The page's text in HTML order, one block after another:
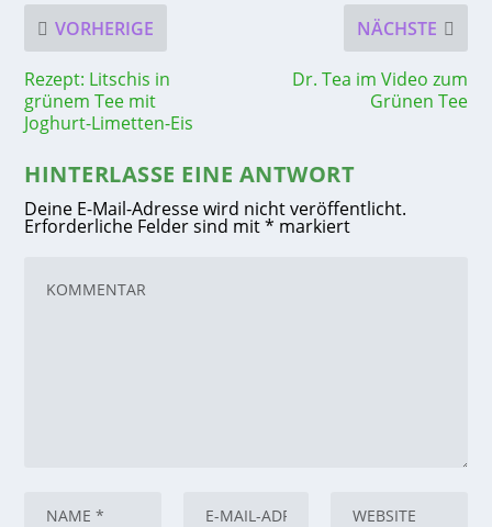
VORHERIGE
Rezept: Litschis in
grünem Tee mit
Joghurt-Limetten-Eis
NÄCHSTE
Dr. Tea im Video zum
Grünen Tee
HINTERLASSE EINE ANTWORT
Deine E-Mail-Adresse wird nicht veröffentlicht.
Erforderliche Felder sind mit* markiert